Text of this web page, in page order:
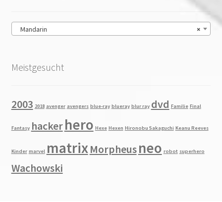
×
Mandarin
Meistgesucht
2003 2018 avenger avengers blue-ray blueray blur ray dvd Familie Final
Fantasy hackerhero Hexe Hexen Hironobu Sakaguchi Keanu Reeves
Kinder marvel matrixMorpheusneo robot superhero
Wachowski